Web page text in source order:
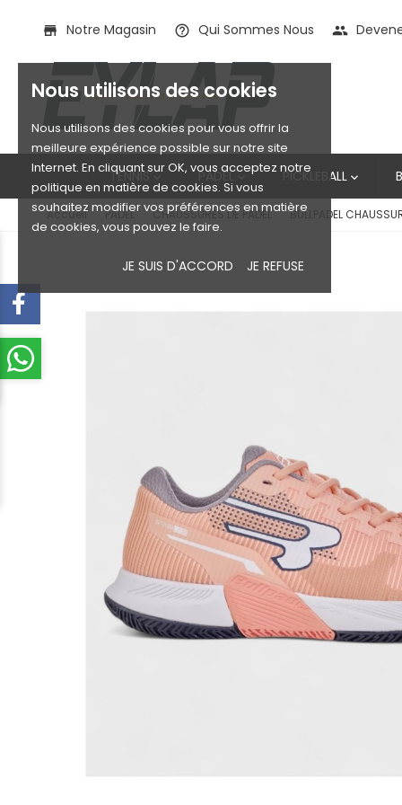
Nous utilisons des cookies
Nous utilisons des cookies pour vous offrir la
meilleure expérience possible sur notre site
Internet. En cliquant sur OK, vous acceptez notre
politique en matière de cookies. Si vous
souhaitez modifier vos préférences en matière
de cookies, vous pouvez le faire.
JE SUIS D'ACCORD JE REFUSE
store Notre Magasin help_outline Qui Sommes Nous people
TENNIS PADEL PICKLEBALL 
Accueil PADEL CHAUSSURES DE PADEL BULLPADEL